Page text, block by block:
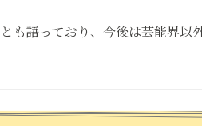
も語っており、今後は芸能界以